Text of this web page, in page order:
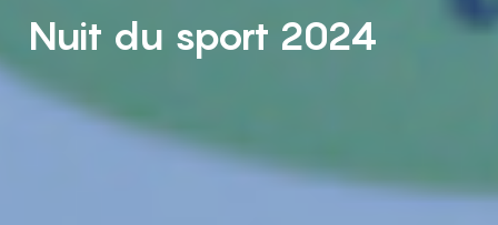
Nuit du sport 2024